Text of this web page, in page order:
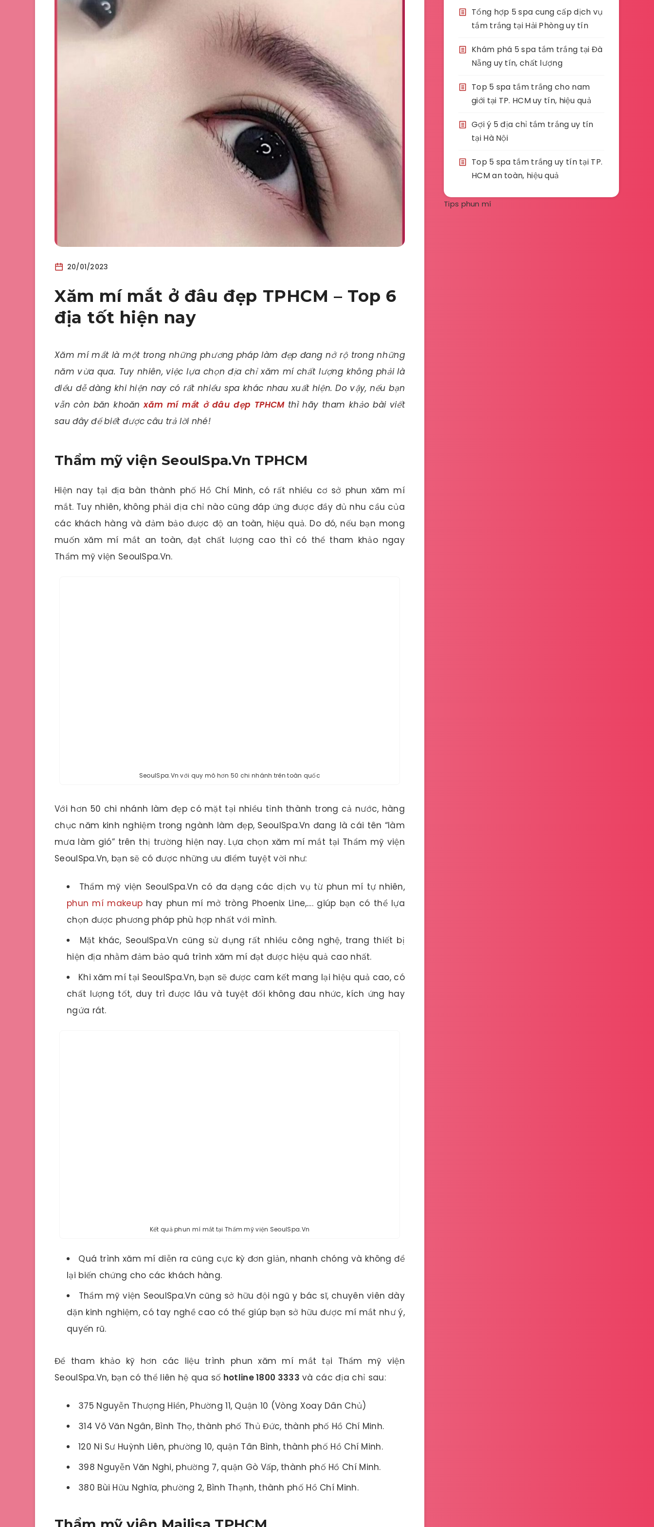
20/01/2023
Xăm mí mắt ở đâu đẹp TPHCM – Top 6
địa tốt hiện nay
Xăm mí mắt là một trong những phương pháp làm đẹp đang nở rộ trong những
năm vừa qua. Tuy nhiên, việc lựa chọn địa chỉ xăm mí chất lượng không phải là
điều dễ dàng khi hiện nay có rất nhiều spa khác nhau xuất hiện. Do vậy, nếu bạn
vẫn còn băn khoănxăm mí mắt ở đâu đẹp TPHCMthì hãy tham khảo bài viết
sau đây để biết được câu trả lời nhé!
Thẩm mỹ viện SeoulSpa.Vn TPHCM
Hiện nay tại địa bàn thành phố Hồ Chí Minh, có rất nhiều cơ sở phun xăm mí
mắt. Tuy nhiên, không phải địa chỉ nào cũng đáp ứng được đầy đủ nhu cầu của
các khách hàng và đảm bảo được độ an toàn, hiệu quả. Do đó, nếu bạn mong
muốn xăm mí mắt an toàn, đạt chất lượng cao thì có thể tham khảo ngay
Thẩm mỹ viện SeoulSpa.Vn.
SeoulSpa.Vn với quy mô hơn 50 chi nhánh trên toàn quốc
Với hơn 50 chi nhánh làm đẹp có mặt tại nhiều tỉnh thành trong cả nước, hàng
chục năm kinh nghiệm trong ngành làm đẹp, SeoulSpa.Vn đang là cái tên “làm
mưa làm gió” trên thị trường hiện nay. Lựa chọn xăm mí mắt tại Thẩm mỹ viện
SeoulSpa.Vn, bạn sẽ có được những ưu điểm tuyệt vời như:
Thẩm mỹ viện SeoulSpa.Vn có đa dạng các dịch vụ từ phun mí tự nhiên,
phun mí makeup hay phun mí mở tròng Phoenix Line,…. giúp bạn có thể lựa
chọn được phương pháp phù hợp nhất với mình.
Mặt khác, SeoulSpa.Vn cũng sử dụng rất nhiều công nghệ, trang thiết bị
hiện địa nhằm đảm bảo quá trình xăm mí đạt được hiệu quả cao nhất.
Khi xăm mí tại SeoulSpa.Vn, bạn sẽ được cam kết mang lại hiệu quả cao, có
chất lượng tốt, duy trì được lâu và tuyệt đối không đau nhức, kích ứng hay
ngứa rát.
Kết quả phun mí mắt tại Thẩm mỹ viện SeoulSpa.Vn
Quá trình xăm mí diễn ra cũng cực kỳ đơn giản, nhanh chóng và không để
lại biến chứng cho các khách hàng.
Thẩm mỹ viện SeoulSpa.Vn cũng sở hữu đội ngũ y bác sĩ, chuyên viên dày
dặn kinh nghiệm, có tay nghề cao có thể giúp bạn sở hữu được mí mắt như ý,
quyến rũ.
Để tham khảo kỹ hơn các liệu trình phun xăm mí mắt tại Thẩm mỹ viện
SeoulSpa.Vn, bạn có thể liên hệ qua số hotline 1800 3333 và các địa chỉ sau:
375 Nguyễn Thượng Hiền, Phường 11, Quận 10 (Vòng Xoay Dân Chủ)
314 Võ Văn Ngân, Bình Thọ, thành phố Thủ Đức, thành phố Hồ Chí Minh.
120 Ni Sư Huỳnh Liên, phường 10, quận Tân Bình, thành phố Hồ Chí Minh.
398 Nguyễn Văn Nghi, phường 7, quận Gò Vấp, thành phố Hồ Chí Minh.
380 Bùi Hữu Nghĩa, phường 2, Bình Thạnh, thành phố Hồ Chí Minh.
Tổng hợp 5 spa cung cấp dịch vụ
tắm trắng tại Hải Phòng uy tín
Khám phá 5 spa tắm trắng tại Đà
Nẵng uy tín, chất lượng
Top 5 spa tắm trắng cho nam
giới tại TP. HCM uy tín, hiệu quả
Gợi ý 5 địa chỉ tắm trắng uy tín
tại Hà Nội
Top 5 spa tắm trắng uy tín tại TP.
HCM an toàn, hiệu quả
Tips phun mí